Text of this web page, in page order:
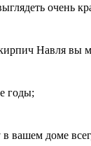
очень
Навля
годы;
вашем доме